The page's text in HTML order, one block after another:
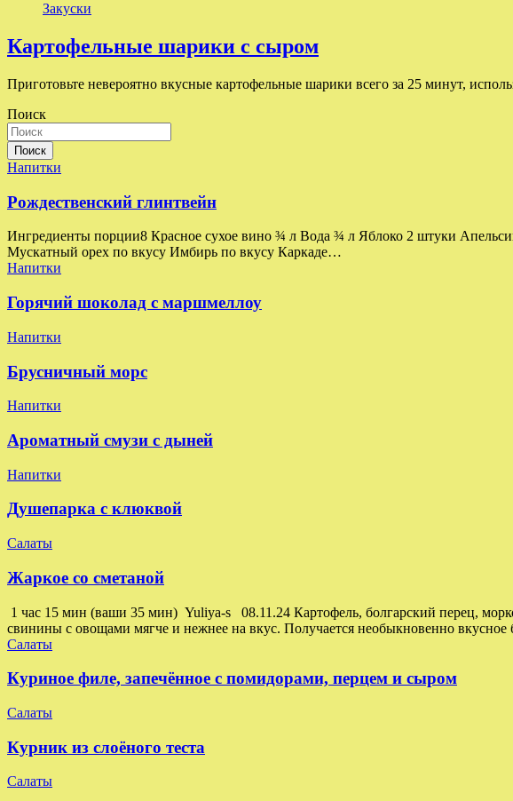
Закуски
Картофельные шарики с сыром
Приготовьте невероятно вкусные картофельные шарики всего за 25 минут,
Поиск
Поиск
Напитки
Рождественский глинтвейн
Ингредиенты порции8 Красное сухое вино ¾ л Вода ¾ л Яблоко 2 штуки
Мускатный орех по вкусу Имбирь по вкусу Каркаде…
Напитки
Горячий шоколад с маршмеллоу
Напитки
Брусничный морс
Напитки
Ароматный смузи с дыней
Напитки
Душепарка с клюквой
Салаты
Жаркое со сметаной
1 час 15 мин (ваши 35 мин) Yuliya-s 08.11.24 Картофель, болгарский перец,
свинины с овощами мягче и нежнее на вкус. Получается необыкновенно
Салаты
Куриное филе, запечённое с помидорами, перцем и сыром
Салаты
Курник из слоёного теста
Салаты